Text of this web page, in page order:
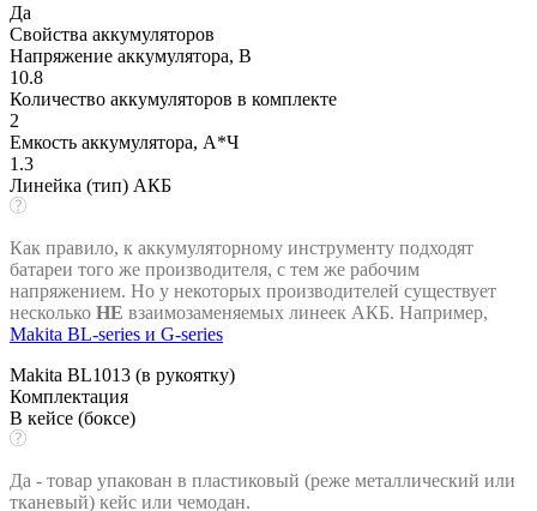
Да
Свойства аккумуляторов
Напряжение аккумулятора, В
10.8
Количество аккумуляторов в комплекте
2
Емкость аккумулятора, А*Ч
1.3
Линейка (тип) АКБ
Как правило, к аккумуляторному инструменту подходят
батареи того же производителя, с тем же рабочим
напряжением. Но у некоторых производителей существует
несколько НЕ взаимозаменяемых линеек АКБ. Например,
Makita BL-series и G-series
Makita BL1013 (в рукоятку)
Комплектация
В кейсе (боксе)
Да - товар упакован в пластиковый (реже металлический или
тканевый) кейс или чемодан.